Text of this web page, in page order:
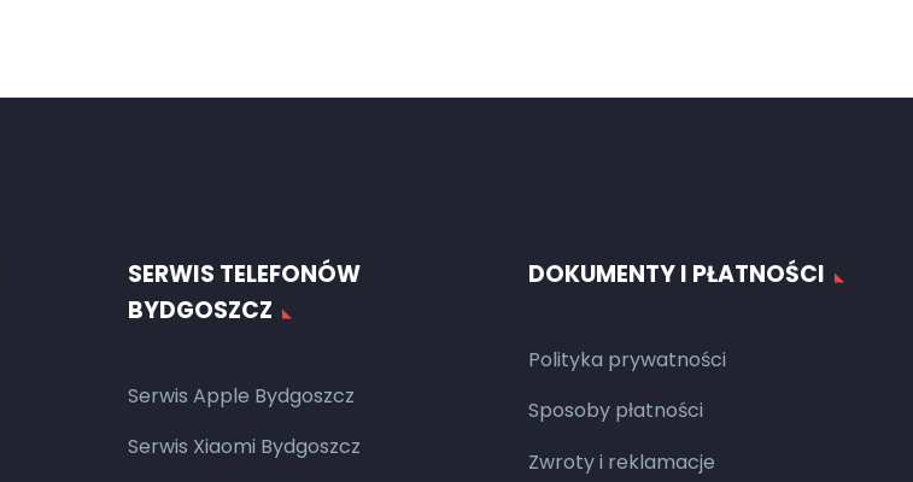
SERWIS TELEFONÓW
BYDGOSZCZ
Serwis Apple Bydgoszcz
Serwis Xiaomi Bydgoszcz
DOKUMENTY I PŁATNOŚCI
Polityka prywatności
Sposoby płatności
Zwroty i reklamacje